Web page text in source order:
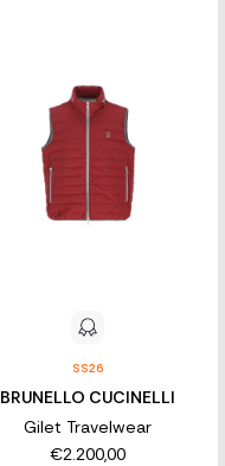
SS26
BRUNELLO CUCINELLI
Gilet Travelwear
€2.200,00